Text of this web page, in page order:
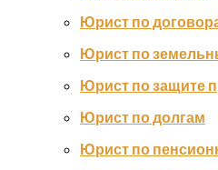
Юрист по
Юрист по
Юрист по защите
Юрист по долгам
Юрист по